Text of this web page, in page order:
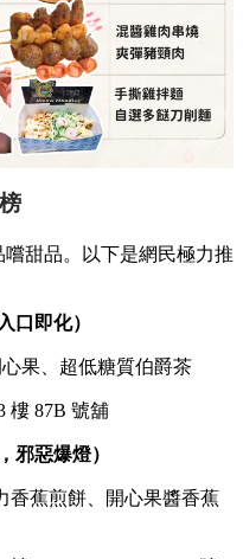
甜品。以下是網民極力推
口即化）
心果、超低糖質伯爵茶
樓 87B 號舖
邪惡爆燈）
香蕉煎餅、開心果醬香蕉